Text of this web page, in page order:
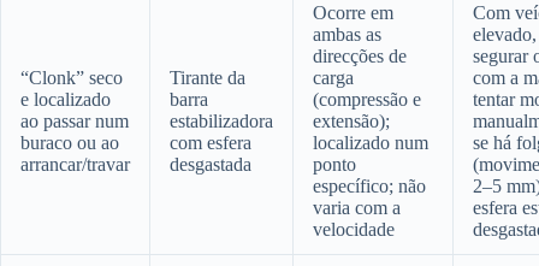
“Clonk” seco
e localizado
ao passar num
buraco ou ao
arrancar/travar
Tirante da
barra
estabilizadora
com esfera
desgastada
Ocorre em
ambas as
direcções de
carga
(compressão e
extensão);
localizado num
ponto
específico; não
varia com a
velocidade
Com
elevado,
segurar
com a
tentar
se há
2–5
esfera